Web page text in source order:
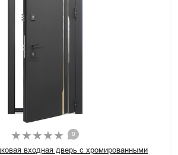
0
входная дверь с хромированными